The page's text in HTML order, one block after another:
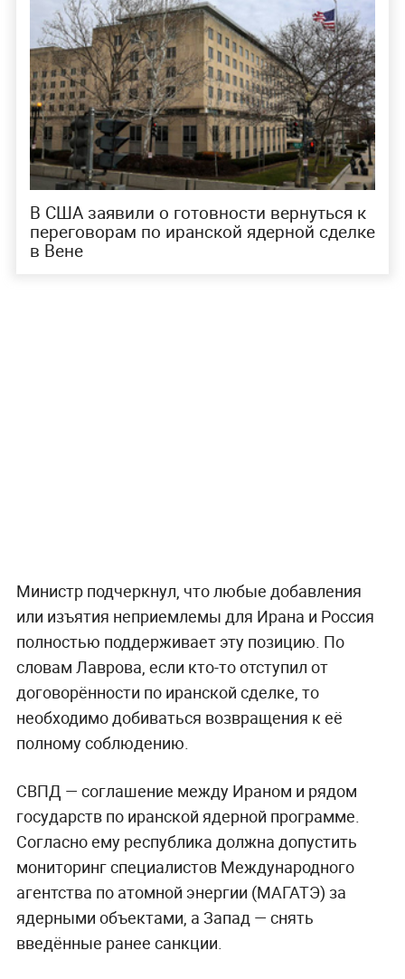
В США заявили о готовности вернуться к
переговорам по иранской ядерной сделке
в Вене
Министр подчеркнул, что любые добавления
или изъятия неприемлемы для Ирана и Россия
полностью поддерживает эту позицию. По
словам Лаврова, если кто-то отступил от
договорённости по иранской сделке, то
необходимо добиваться возвращения к её
полному соблюдению.
СВПД — соглашение между Ираном и рядом
государств по иранской ядерной программе.
Согласно ему республика должна допустить
мониторинг специалистов Международного
агентства по атомной энергии (МАГАТЭ) за
ядерными объектами, а Запад — снять
введённые ранее санкции.